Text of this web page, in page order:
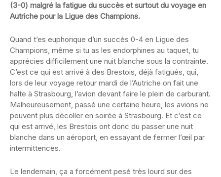
(3-0) malgré la fatigue du succès et surtout du voyage en
Autriche pour la Ligue des Champions.
Quand t’es euphorique d’un succès 0-4 en Ligue des
Champions, même si tu as les endorphines au taquet, tu
apprécies difficilement une nuit blanche sous la contrainte.
C’est ce qui est arrivé à des Brestois, déjà fatigués, qui,
lors de leur voyage retour mardi de l’Autriche on fait une
halte à Strasbourg, l’avion devant faire le plein de carburant.
Malheureusement, passé une certaine heure, les avions ne
peuvent plus décoller en soirée à Strasbourg. Et c’est ce
qui est arrivé, les Brestois ont donc du passer une nuit
blanche dans un aéroport, en essayant de fermer l’œil par
intermittences.
Le lendemain, ça a forcément pesé très lourd sur des